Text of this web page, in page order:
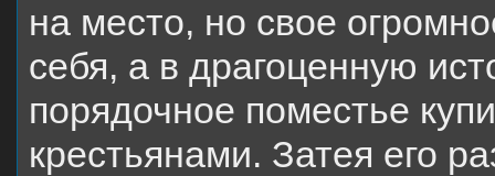
на место, но свое
себя, а в драгоценную
порядочное поместье
крестьянами. Затея его